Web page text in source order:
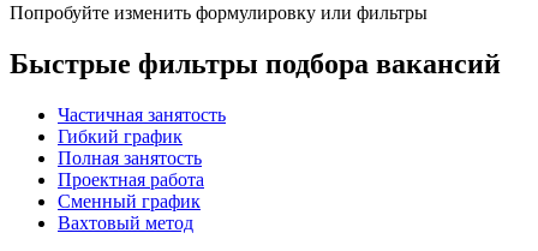
Попробуйте изменить формулировку или фильтры
Быстрые фильтры подбора вакансий
Частичная занятость
Гибкий график
Полная занятость
Проектная работа
Сменный график
Вахтовый метод